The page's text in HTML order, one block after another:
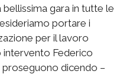
gara in tutte le
portare i
per il lavoro
Federico
proseguono dicendo –